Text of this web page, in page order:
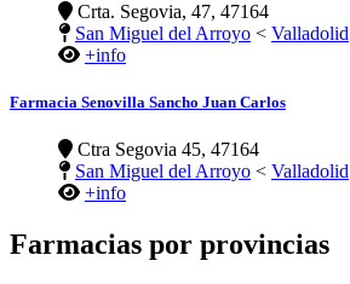
Crta. Segovia, 47, 47164
San Miguel del Arroyo < Valladolid
+info
Farmacia Senovilla Sancho Juan Carlos
Ctra Segovia 45, 47164
San Miguel del Arroyo < Valladolid
+info
Farmacias por provincias